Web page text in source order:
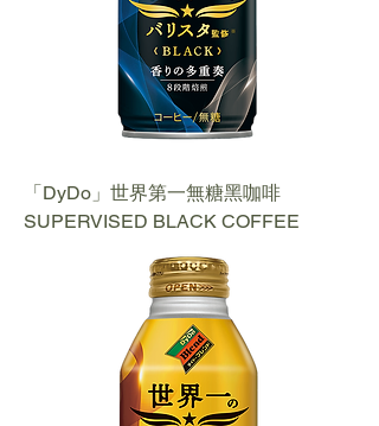
「DyDo」世界第一無糖黑咖啡
SUPERVISED BLACK COFFEE